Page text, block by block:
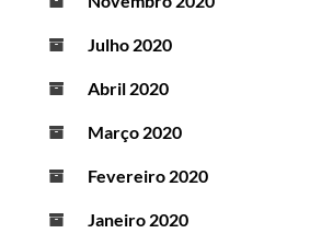
Julho 2020
Abril 2020
Março 2020
Fevereiro 2020
Janeiro 2020